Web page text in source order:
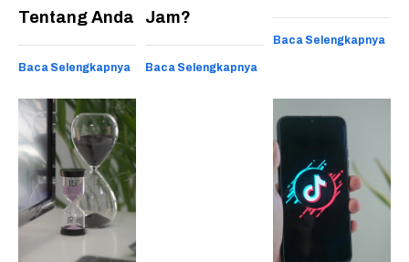
Tentang Anda
Baca Selengkapnya
Jam?
Baca Selengkapnya
Baca Selengkapnya